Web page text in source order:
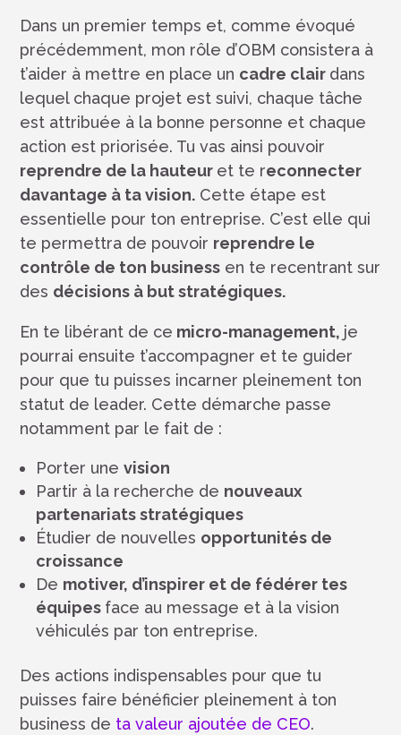
Dans un premier temps et, comme évoqué
précédemment, mon rôle d’OBM consistera à
t’aider à mettre en place un cadre clair dans
lequel chaque projet est suivi, chaque tâche
est attribuée à la bonne personne et chaque
action est priorisée. Tu vas ainsi pouvoir
reprendre de la hauteur et te reconnecter
davantage à ta vision. Cette étape est
essentielle pour ton entreprise. C’est elle qui
te permettra de pouvoir reprendre le
contrôle de ton business en te recentrant sur
des décisions à but stratégiques.
En te libérant de ce micro-management, je
pourrai ensuite t’accompagner et te guider
pour que tu puisses incarner pleinement ton
statut de leader. Cette démarche passe
notamment par le fait de :
Porter unevision
Partir à la recherche de nouveaux
partenariats stratégiques
Étudier de nouvelles opportunités de
croissance
De motiver, d’inspirer et de fédérer tes
équipes face au message et à la vision
véhiculés par ton entreprise.
Des actions indispensables pour que tu
puisses faire bénéficier pleinement à ton
business de ta valeur ajoutée de CEO.